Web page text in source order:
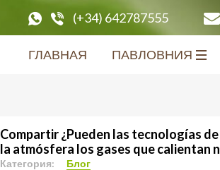
(+34) 642787555
ГЛАВНАЯ ПАВЛОВНИЯ
Compartir ¿Pueden las tecnologías
la atmósfera los gases que calientan
Категория: Блог